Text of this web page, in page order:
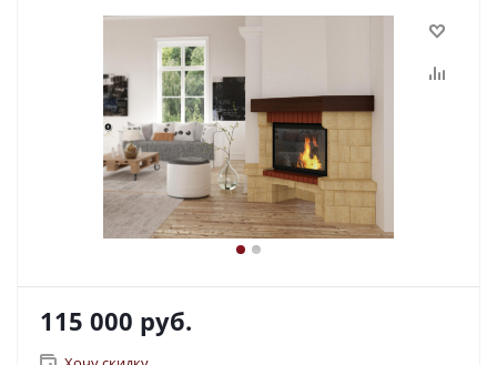
115 000 руб.